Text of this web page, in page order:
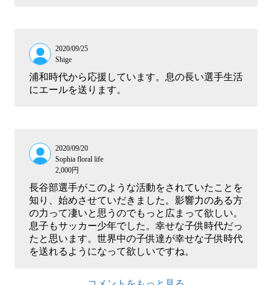
2020/09/25
Shige
浦和時代から応援しています。息の長い選手生活
にエールを送ります。
2020/09/20
Sophia floral life
2,000円
長谷部選手がこのような活動をされていたことを
知り、始めさせていだきました。影響力のある方
の力って凄いと思うのでもっと広まって欲しい。
息子もサッカー少年でした。幸せな子供時代だっ
たと思います。世界中の子供達が幸せな子供時代
を送れるようになって欲しいですね。